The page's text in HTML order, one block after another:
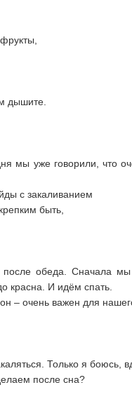
дышите.
мы уже говорили, что
с закаливанием
быть,
обеда. Сначала мы
красна. И идём спать.
– очень важен для
Только я боюсь,
после сна?